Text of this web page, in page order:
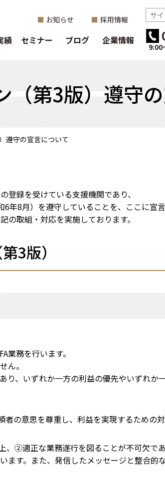
お知らせ 採用情報
績 セミナー ブログ 企業情報
9:00
（第3版）遵守
遵守の宣言について
登録を受けている支援機関であり、
8月）を遵守していることを、ここに宣言
取組・対応を実施しております。
3版）
務を行います。
ん。
、いずれか一方の利益の優先やいずれか
の意思を尊重し、利益を実現するための対
②適正な業務遂行を図ることが不可欠であ
。また、発信したメッセージと整合的な